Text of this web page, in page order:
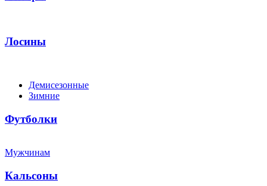
Лосины
Демисезонные
Зимние
Футболки
Мужчинам
Кальсоны